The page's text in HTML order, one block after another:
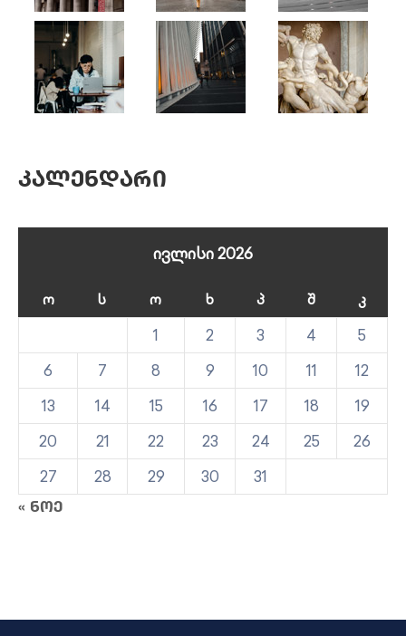
Კალენდარი
ივლისი 2026
Ო Ს Ო Ხ Პ Შ Კ
1 2 3 4
5
6
7 8 9 10 11
12
13
14 15 16 17 18
19
20
21 22 23 24 25
26
27
28 29 30 31
« ნოე